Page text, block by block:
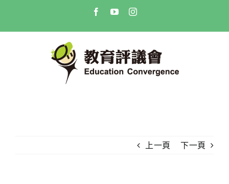
content
FacebookYouTubeInstagram
上一頁 下一頁